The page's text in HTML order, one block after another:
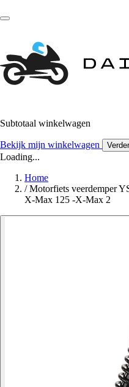
Subtotaal winkelwagen
Bekijk mijn winkelwagen
Loading...
Home
/ Motorfiets veerdemper
X-Max 125 -X-Max 2